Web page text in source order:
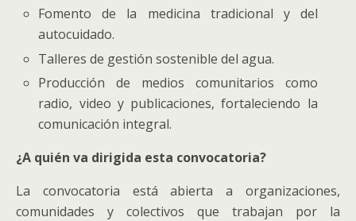
Fomento de la medicina tradicional y del
autocuidado.
Talleres de gestión sostenible del agua.
Producción de medios comunitarios como
radio, video y publicaciones, fortaleciendo la
comunicación integral.
¿A quién va dirigida esta convocatoria?
La convocatoria está abierta a organizaciones,
comunidades y colectivos que trabajan por la